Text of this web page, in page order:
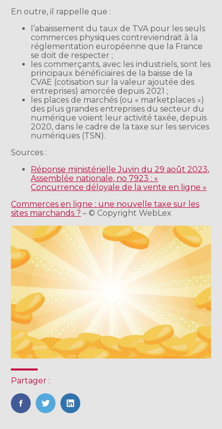
En outre, il rappelle que :
l’abaissement du taux de TVA pour les seuls
commerces physiques contreviendrait à la
réglementation européenne que la France
se doit de respecter ;
les commerçants, avec les industriels, sont les
principaux bénéficiaires de la baisse de la
CVAE (cotisation sur la valeur ajoutée des
entreprises) amorcée depuis 2021 ;
les places de marchés (ou « marketplaces »)
des plus grandes entreprises du secteur du
numérique voient leur activité taxée, depuis
2020, dans le cadre de la taxe sur les services
numériques (TSN).
Sources :
Réponse ministérielle Juvin du 29 août 2023,
Assemblée nationale, no 7923 : «
Concurrence déloyale de la vente en ligne »
Commerces en ligne : une nouvelle taxe sur les
sites marchands ? – © Copyright WebLex
Partager :
FaceBook
TwitterLinkedIn